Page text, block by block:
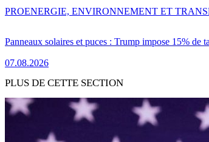
Panneaux solaires et puces : Trump impose 15% de
07.08.2026
PROENERGIE, ENVIRONNEMENT ET
PLUS DE CETTE SECTION